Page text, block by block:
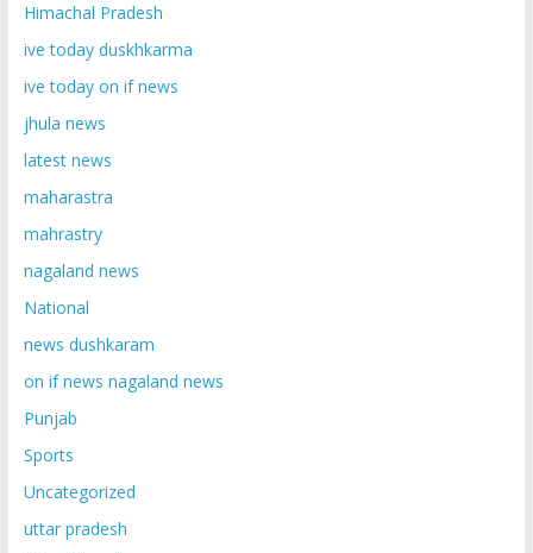
Himachal Pradesh
ive today duskhkarma
ive today on if news
jhula news
latest news
maharastra
mahrastry
nagaland news
National
news dushkaram
on if news nagaland news
Punjab
Sports
Uncategorized
uttar pradesh